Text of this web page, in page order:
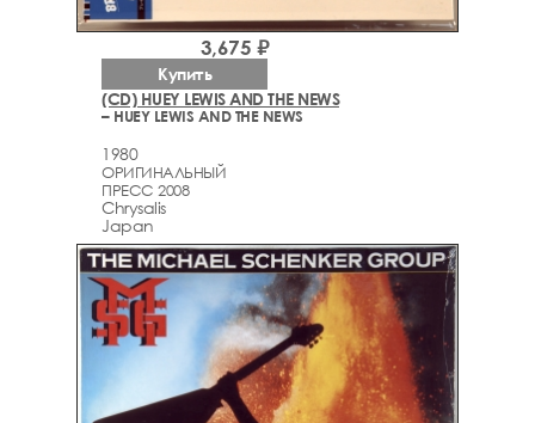
(CD) HUEY LEWIS AND THE NEWS
– HUEY LEWIS AND THE NEWS
1980
ОРИГИНАЛЬНЫЙ
ПРЕСС 2008
Chrysalis
Japan
3,675 ₽
Купить